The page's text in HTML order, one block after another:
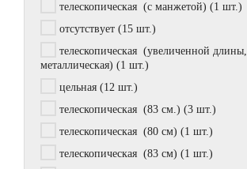
телескопическая (с манжетой) (1 шт.)
отсутствует (15 шт.)
телескопическая (увеличенной длины,
металлическая) (1 шт.)
цельная (12 шт.)
телескопическая (83 см.) (3 шт.)
телескопическая (80 см) (1 шт.)
телескопическая (83 см) (1 шт.)